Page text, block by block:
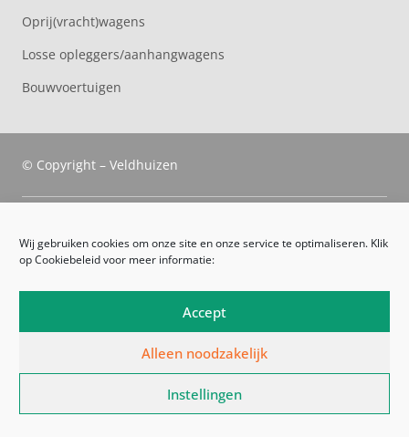
Wij gebruiken cookies om onze site en onze service te optimaliseren. Klik
op Cookiebeleid voor meer informatie:
Accept
Alleen noodzakelijk
Instellingen
Oprij(vracht)wagens
Losse opleggers/aanhangwagens
Bouwvoertuigen
© Copyright – Veldhuizen
Veldhuizen Trucks
Route
Algemene voorwaarden